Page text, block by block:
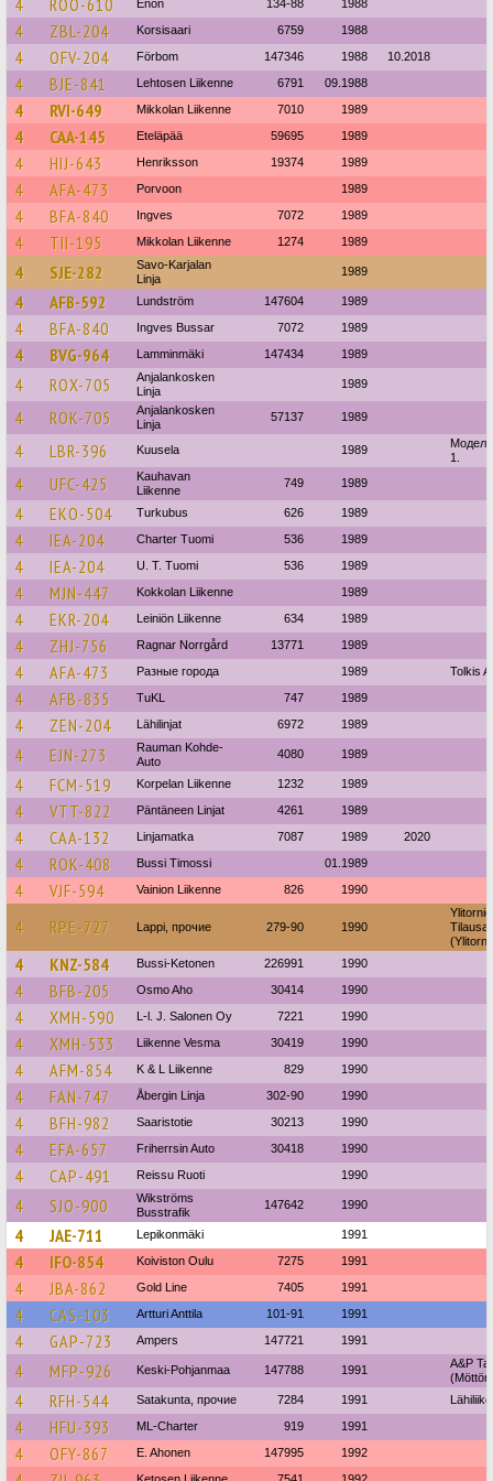
4 ROO-610 Enon 134-88 1988
4 ZBL-204 Korsisaari 6759 1988
4 OFV-204 Förbom 147346 1988 10.2018
4 BJE-841 Lehtosen Liikenne 6791 09.1988
4 RVI-649 Mikkolan Liikenne 7010 1989
4 CAA-145 Eteläpää 59695 1989
4 HIJ-643 Henriksson 19374 1989
4 AFA-473 Porvoon 1989
4 BFA-840 Ingves 7072 1989
4 TII-195 Mikkolan Liikenne 1274 1989
4 SJE-282
Savo-Karjalan
Linja
1989
4 AFB-592 Lundström 147604 1989
4 BFA-840 Ingves Bussar 7072 1989
4 BVG-964 Lamminmäki 147434 1989
4 ROX-705
Anjalankosken
Linja
1989
4 ROK-705
Anjalankosken
Linja
57137 1989
4 LBR-396 Kuusela 1989
1.
4 UFC-425
Kauhavan
Liikenne
749 1989
4 EKO-504 Turkubus 626 1989
4 IEA-204 Charter Tuomi 536 1989
4 IEA-204 U. T. Tuomi 536 1989
4 MJN-447 Kokkolan Liikenne 1989
4 EKR-204 Leiniön Liikenne 634 1989
4 ZHJ-756 Ragnar Norrgård 13771 1989
4 AFA-473 Разные города 1989 Tolkis
4 AFB-835 TuKL 747 1989
4 ZEN-204 Lähilinjat 6972 1989
4 EJN-273
Rauman Kohde-
Auto
4080 1989
4 FCM-519 Korpelan Liikenne 1232 1989
4 VTT-822 Päntäneen Linjat 4261 1989
4 CAA-132 Linjamatka 7087 1989 2020
4 ROK-408 Bussi Timossi 01.1989
4 VJF-594 Vainion Liikenne 826 1990
4 RPE-727 Lappi, прочие 279-90 1990
4 KNZ-584 Bussi-Ketonen 226991 1990
4 BFB-205 Osmo Aho 30414 1990
4 XMH-590 L-l. J. Salonen Oy 7221 1990
4 XMH-533 Liikenne Vesma 30419 1990
4 AFM-854 K & L Liikenne 829 1990
4 FAN-747 Åbergin Linja 302-90 1990
4 BFH-982 Saaristotie 30213 1990
4 EFA-657 Friherrsin Auto 30418 1990
4 CAP-491 Reissu Ruoti 1990
4 SJO-900
Wikströms
Busstrafik
147642 1990
4 JAE-711 Lepikonmäki 1991
4 IFO-854 Koiviston Oulu 7275 1991
4 JBA-862 Gold Line 7405 1991
4 CAS-103 Artturi Anttila 101-91 1991
4 GAP-723 Ampers 147721 1991
4 MFP-926 Keski-Pohjanmaa 147788 1991
A&P
4 RFH-544 Satakunta, прочие 7284 1991
4 HFU-393 ML-Charter 919 1991
4 OFY-867 E. Ahonen 147995 1992